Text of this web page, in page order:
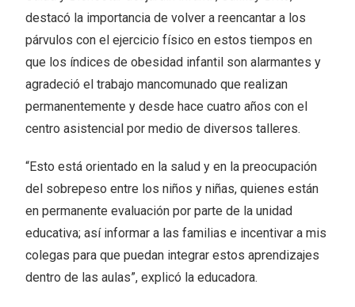
destacó la importancia de volver a reencantar a los
párvulos con el ejercicio físico en estos tiempos en
que los índices de obesidad infantil son alarmantes y
agradeció el trabajo mancomunado que realizan
permanentemente y desde hace cuatro años con el
centro asistencial por medio de diversos talleres.
“Esto está orientado en la salud y en la preocupación
del sobrepeso entre los niños y niñas, quienes están
en permanente evaluación por parte de la unidad
educativa; así informar a las familias e incentivar a mis
colegas para que puedan integrar estos aprendizajes
dentro de las aulas”, explicó la educadora.